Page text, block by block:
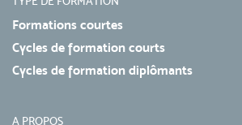
Formations courtes
Cycles de formation courts
Cycles de formation diplômants
A PROPOS